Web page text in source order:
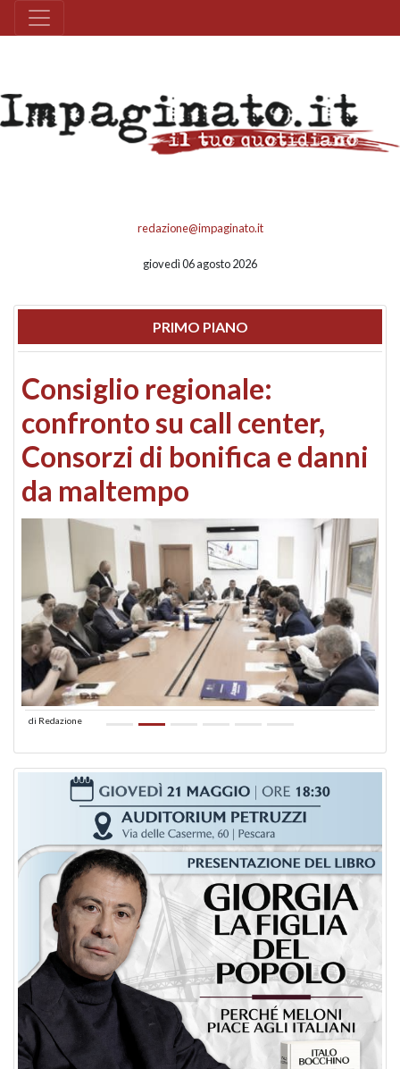
redazione@impaginato.it
giovedì 06 agosto 2026
PRIMO PIANO
Consiglio regionale:
confronto su call center,
Consorzi di bonifica e danni
da maltempo
di Redazione